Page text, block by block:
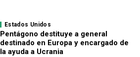
Estados Unidos
Pentágono destituye a general
destinado en Europa y encargado de
la ayuda a Ucrania